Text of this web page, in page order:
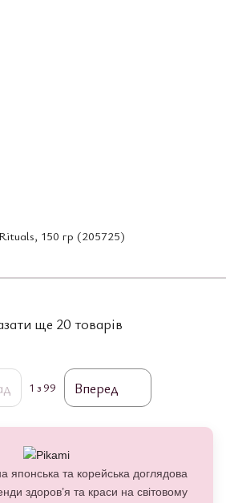
150 гр (205725)
ще 20 товарів
1 з 99 Вперед
японська та корейська доглядова
здоров’я та краси на світовому